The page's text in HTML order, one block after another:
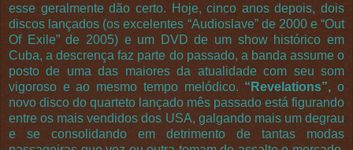
esse geralmente dão certo. Hoje, cinco anos depois, dois
discos lançados (os excelentes “Audioslave” de 2000 e “Out
Of Exile” de 2005) e um DVD de um show histórico em
Cuba, a descrença faz parte do passado, a banda assume o
posto de uma das maiores da atualidade com seu som
vigoroso e ao mesmo tempo melódico. “Revelations”, o
novo disco do quarteto lançado mês passado está figurando
entre os mais vendidos dos USA, galgando mais um degrau
e se consolidando em detrimento de tantas modas